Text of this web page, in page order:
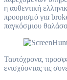
η αυθεντική
προορισμό για
παγκόσμιου
Ταυτόχρονα,
ενισχύοντας τις